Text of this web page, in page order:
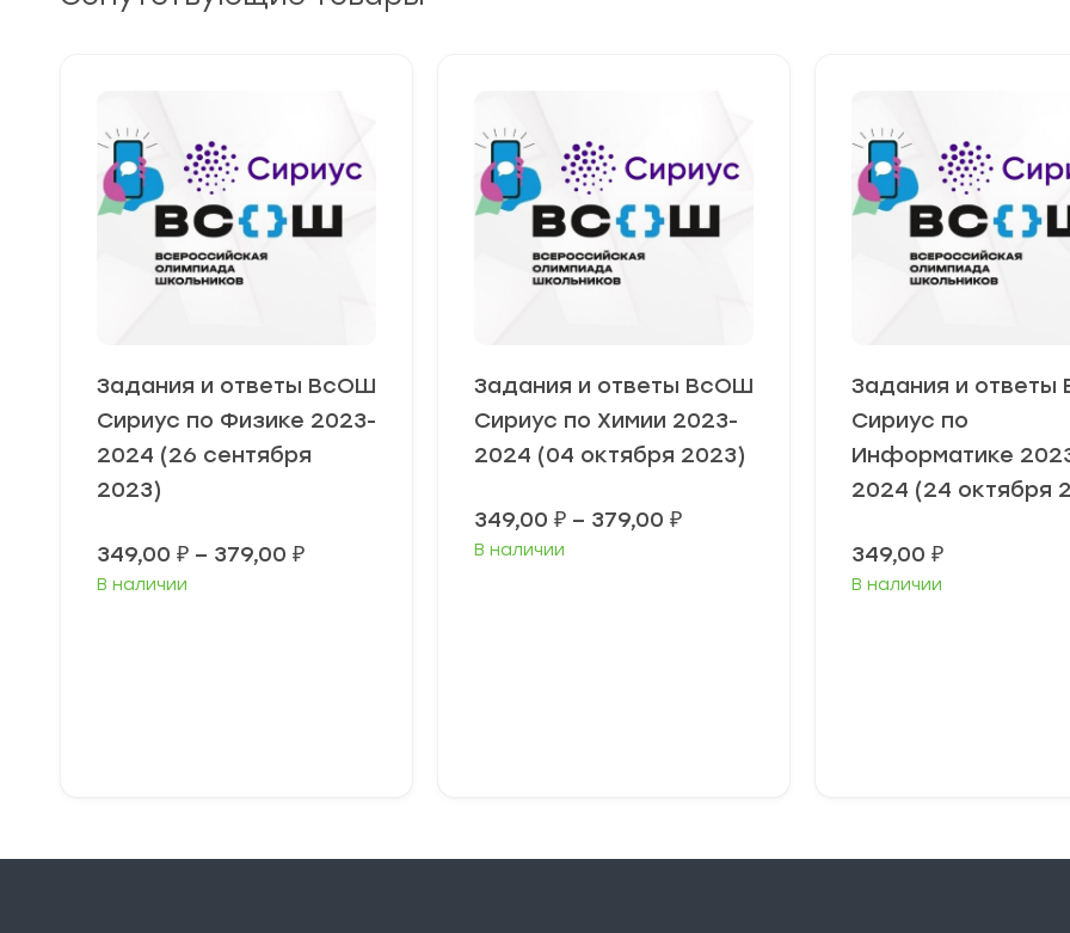
Задания и ответы ВсОШ
Сириус по Физике 2023-
2024 (26 сентября
2023)
349,00 ₽ – 379,00 ₽Диапазон
В наличии
Задания и ответы ВсОШ
Сириус по Химии 2023-
2024 (04 октября 2023)
349,00 ₽ – 379,00 ₽Диапазон
В наличии
Задания и
Сириус по
Информатике
2024 (24 октября
349,00 ₽
В наличии